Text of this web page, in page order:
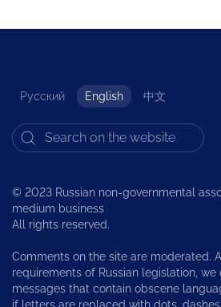
Русский English 中文
© 2023 Russian non-governmental
medium business
All rights reserved.
Comments on the site are moderated.
requirements of Russian legislation,
messages that contain obscene
if letters are replaced with dots, dashes